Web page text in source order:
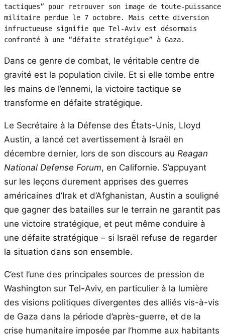
tactiques” pour retrouver son image de toute-puissance
militaire perdue le 7 octobre. Mais cette diversion
infructueuse signifie que Tel-Aviv est désormais
confronté à une “défaite stratégique” à Gaza.
Dans ce genre de combat, le véritable centre de
gravité est la population civile. Et si elle tombe entre
les mains de l’ennemi, la victoire tactique se
transforme en défaite stratégique.
Le Secrétaire à la Défense des États-Unis, Lloyd
Austin, a lancé cet avertissement à Israël en
décembre dernier, lors de son discours au Reagan
National Defense Forum, en Californie. S’appuyant
sur les leçons durement apprises des guerres
américaines d’Irak et d’Afghanistan, Austin a souligné
que gagner des batailles sur le terrain ne garantit pas
une victoire stratégique, et peut même conduire à
une défaite stratégique – si Israël refuse de regarder
la situation dans son ensemble.
C’est l’une des principales sources de pression de
Washington sur Tel-Aviv, en particulier à la lumière
des visions politiques divergentes des alliés vis-à-vis
de Gaza dans la période d’après-guerre, et de la
crise humanitaire imposée par l’homme aux habitants